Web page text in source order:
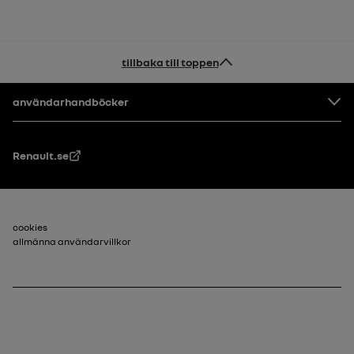
tillbaka till toppen
Footer
användarhandböcker
Renault.se
Sidfot_2
cookies
allmänna användarvillkor